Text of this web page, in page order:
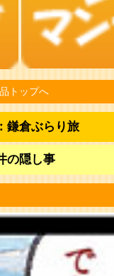
トップへ
鎌倉ぶらり旅
の隠し事